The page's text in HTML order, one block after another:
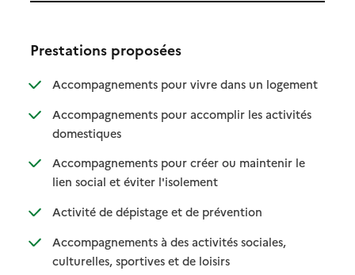
Prestations proposées
Accompagnements pour vivre dans un logement
:
: non
Accompagnements pour accomplir les activités
domestiques: disponible
: non disponible
Accompagnements pour créer ou maintenir le
lien social et éviter l'isolement: disponible
: non disponible
Activité de dépistage et de prévention: disponible
: non disponible
Accompagnements à des activités sociales,
culturelles, sportives et de loisirs: disponible
: non disponible